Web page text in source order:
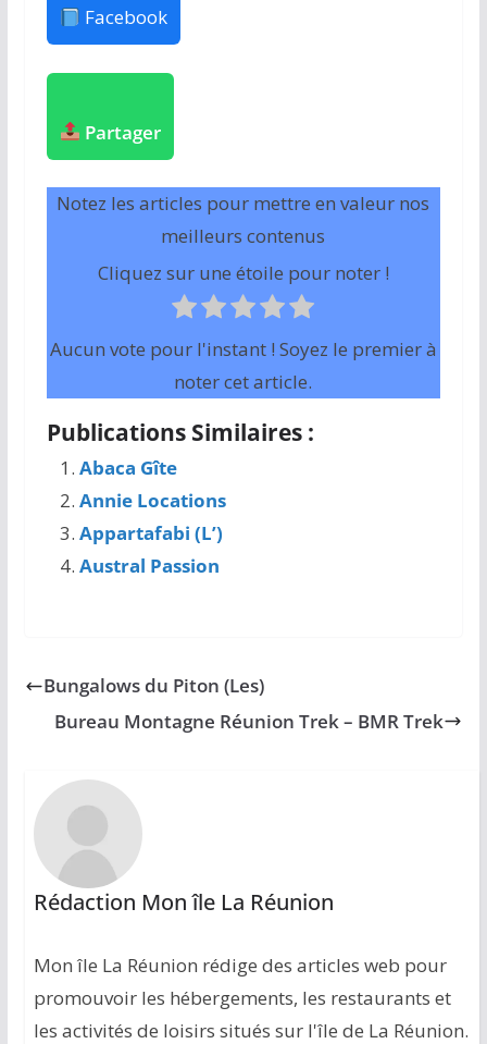
Facebook
Partager
Notez les articles pour mettre en valeur nos
meilleurs contenus
Cliquez sur une étoile pour noter !
Aucun vote pour l'instant ! Soyez le premier à
noter cet article.
Publications Similaires :
Abaca Gîte
Annie Locations
Appartafabi (L’)
Austral Passion
Bungalows du Piton (Les)
Bureau Montagne Réunion Trek – BMR Trek
Rédaction Mon île La Réunion
Mon île La Réunion rédige des articles web pour
promouvoir les hébergements, les restaurants et
les activités de loisirs situés sur l'île de La Réunion.